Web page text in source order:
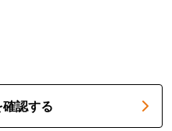
認する